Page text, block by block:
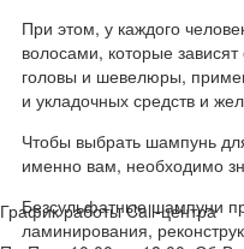
При этом, у каждого
волосами, которые
головы и шевелюры,
и укладочных средств и
Чтобы выбрать шампунь
именно вам, необходимо
Безсульфатные шампуни
ламинирования,
График работы Call-центра